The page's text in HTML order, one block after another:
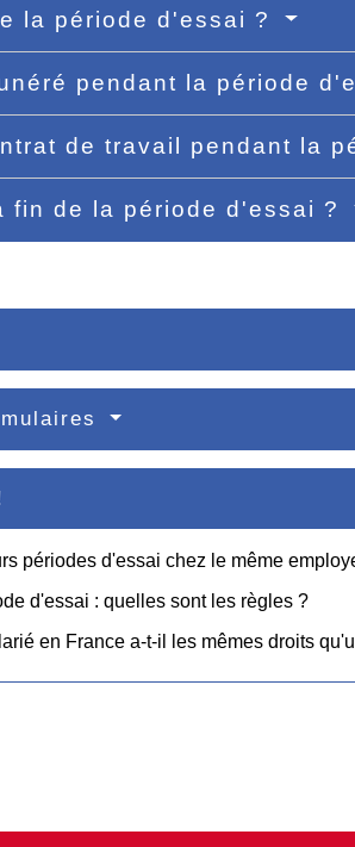
la période d'essai ?
pendant la période
de travail pendant la
fin de la période d'essai ?
périodes d'essai chez le même
d'essai : quelles sont les règles ?
en France a-t-il les mêmes droits